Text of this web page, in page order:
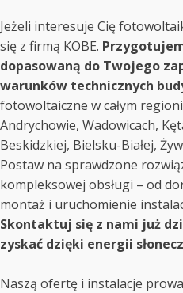
Jeżeli interesuje Cię
się z firmą KOBE.
dopasowaną do Twojego
warunków technicznych
fotowoltaiczne w całym
Andrychowie, Wadowicach,
Beskidzkiej, Bielsku-Białej,
Postaw na sprawdzone
kompleksowej obsługi – od
montaż i uruchomienie
Skontaktuj się z nami już
zyskać dzięki energii
Naszą ofertę i instalacje